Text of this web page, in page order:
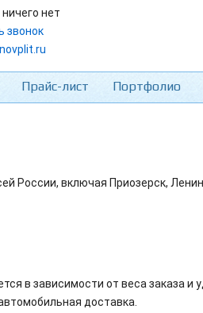
ничего нет
звонок
Прайс-лист Портфолио
России, включая Приозерск,
в зависимости от веса заказа и
доставка.